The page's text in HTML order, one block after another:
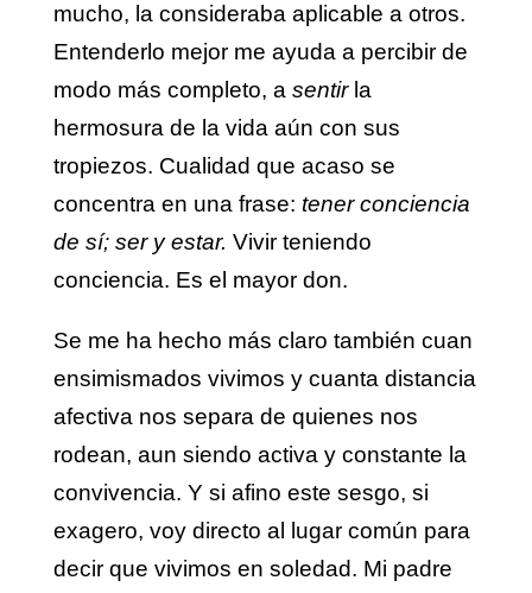
mucho, la consideraba aplicable a otros.
Entenderlo mejor me ayuda a percibir de
modo más completo, a sentir la
hermosura de la vida aún con sus
tropiezos. Cualidad que acaso se
concentra en una frase: tener conciencia
de sí; ser y estar. Vivir teniendo
conciencia. Es el mayor don.
Se me ha hecho más claro también cuan
ensimismados vivimos y cuanta distancia
afectiva nos separa de quienes nos
rodean, aun siendo activa y constante la
convivencia. Y si afino este sesgo, si
exagero, voy directo al lugar común para
decir que vivimos en soledad. Mi padre